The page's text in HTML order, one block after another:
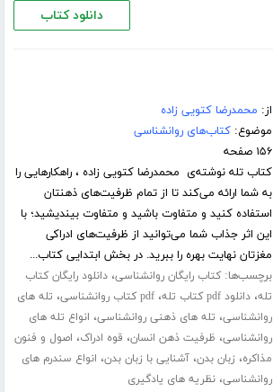
دانلود کتاب
از: محمدرضا کتویی زاده
موضوع:کتاب‌های روانشناسی
۱۵۶ صفحه
کتاب تله نوشته‌ی محمدرضا کتویی زاده ، راهکارهایی را
به شما ارائه می‌کند تا از تمام ظرفیت‌های ذهنتان
استفاده کنید و متفاوت باشید و متفاوت بیندیشید؛ با
این اثر جذاب شما می‌توانید از ظرفیت‌های ادراکی
مغزتان نهایت بهره را ببرید. در بخش ابتدایی کتاب...
برچسب‌ها:کتاب رایگان روانشناسی،دانلود رایگان کتاب
تله،دانلود pdf کتاب تله ،pdf کتاب روانشناسی ، تله های
روانشناسی، تله های ذهنی روانشناسی، انواع تله های
روانشناسی، ظرفیت ذهن انسان، قوه ادراک، اصول و فنون
مذاکره، زبان بدن،آشنایی با زبان بدن، انواع سندرم های
روانشناسی،نظریه های یادگیری